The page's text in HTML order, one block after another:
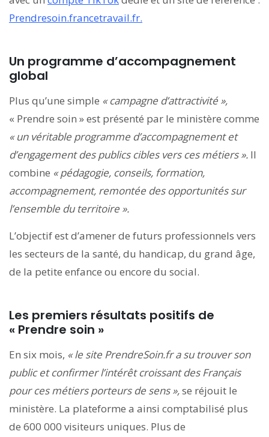
Prendresoin.francetravail.fr.
Un programme d’accompagnement
global
Plus qu’une simple « campagne d’attractivité »,
« Prendre soin » est présenté par le ministère comme
« un véritable programme d’accompagnement et
d’engagement des publics cibles vers ces métiers ». Il
combine «pédagogie, conseils, formation,
accompagnement, remontée des opportunités sur
l’ensemble du territoire ».
L’objectif est d’amener de futurs professionnels vers
les secteurs de la santé, du handicap, du grand âge,
de la petite enfance ou encore du social.
Les premiers résultats positifs de
« Prendre soin »
En six mois, « le site PrendreSoin.fr a su trouver son
public et confirmer l’intérêt croissant des Français
pour ces métiers porteurs de sens »,se réjouit le
ministère. La plateforme a ainsi comptabilisé plus
de 600 000 visiteurs uniques. Plus de